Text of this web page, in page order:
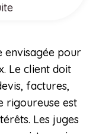
envisagée pour
Le client doit
factures,
rigoureuse est
Les juges